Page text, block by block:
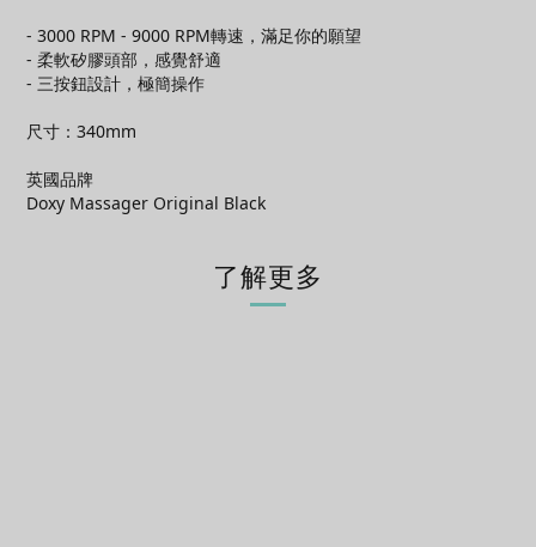
- 3000 RPM - 9000 RPM轉速，滿足你的願望
- 柔軟矽膠頭部，感覺舒適
- 三按鈕設計，極簡操作
尺寸：340mm
英國品牌
Doxy Massager Original Black
了解更多